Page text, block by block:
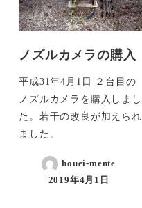
ノズルカメラの購入
平成31年4月1日 ２台目の
ノズルカメラを購入しまし
た。若干の改良が加えられ
ました。
houei-mente
2019年4月1日